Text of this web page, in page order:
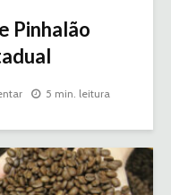
Pinhalão
5 min. leitura